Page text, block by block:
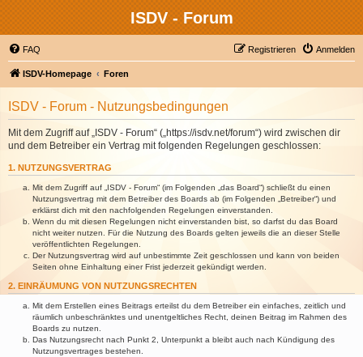
ISDV - Forum
FAQ Anmelden
Registrieren
ISDV-Homepage Foren
ISDV - Forum - Nutzungsbedingungen
Mit dem Zugriff auf „ISDV - Forum“ („https://isdv.net/forum“) wird zwischen dir
und dem Betreiber ein Vertrag mit folgenden Regelungen geschlossen:
1. NUTZUNGSVERTRAG
Mit dem Zugriff auf „ISDV - Forum“ (im Folgenden „das Board“) schließt du einen
Nutzungsvertrag mit dem Betreiber des Boards ab (im Folgenden „Betreiber“) und
erklärst dich mit den nachfolgenden Regelungen einverstanden.
Wenn du mit diesen Regelungen nicht einverstanden bist, so darfst du das Board
nicht weiter nutzen. Für die Nutzung des Boards gelten jeweils die an dieser Stelle
veröffentlichten Regelungen.
Der Nutzungsvertrag wird auf unbestimmte Zeit geschlossen und kann von beiden
Seiten ohne Einhaltung einer Frist jederzeit gekündigt werden.
2. EINRÄUMUNG VON NUTZUNGSRECHTEN
Mit dem Erstellen eines Beitrags erteilst du dem Betreiber ein einfaches, zeitlich und
räumlich unbeschränktes und unentgeltliches Recht, deinen Beitrag im Rahmen des
Boards zu nutzen.
Das Nutzungsrecht nach Punkt 2, Unterpunkt a bleibt auch nach Kündigung des
Nutzungsvertrages bestehen.